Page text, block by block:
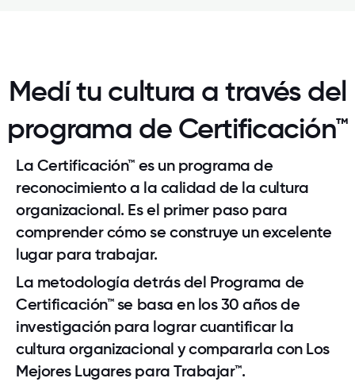
Medí tu cultura a través del
programa de Certificación™
La Certificación™ es un programa de
reconocimiento a la calidad de la cultura
organizacional. Es el primer paso para
comprender cómo se construye un excelente
lugar para trabajar.
La metodología detrás del Programa de
Certificación™ se basa en los 30 años de
investigación para lograr cuantificar la
cultura organizacional y compararla con Los
Mejores Lugares para Trabajar™.